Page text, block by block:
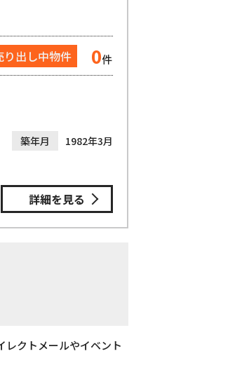
り出し中物件 0件
築年月 1982年3月
詳細を見る
レクトメールやイベント